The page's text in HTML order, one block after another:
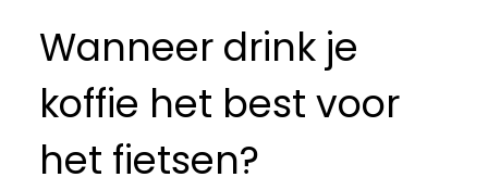
Wanneer drink je
koffie het best voor
het fietsen?